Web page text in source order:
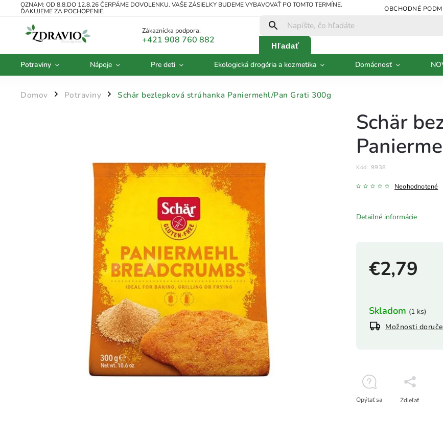
OZNAM: OD 8.8.DO 12.8.26 ČERPÁME DOVOLENKU. VAŠE ZÁSIELKY BUDEME VYBAVOVAŤ PO TOMTO TERMÍNE.
ĎAKUJEME ZA POCHOPENIE.
OBCHODNÉ
Zákaznícka podpora:
+421 908 760 882
Hľadať
Potraviny Nápoje Pre deti Ekologická drogéria a kozmetika Domácnosť
Domov / Potraviny / Schär bezlepková strúhanka Paniermehl/Pan Grati 300g
€2,79
Skladom (1 ks)
Možnosti
Schär
Kód: 9938
Neohodnotené
Detailné informácie
Opýtať sa Zdieľať